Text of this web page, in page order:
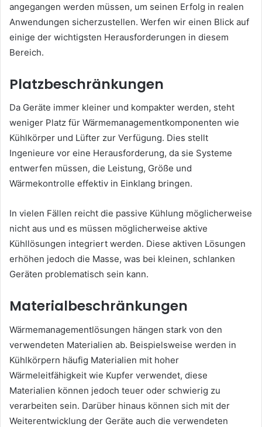
angegangen werden müssen, um seinen Erfolg in realen
Anwendungen sicherzustellen. Werfen wir einen Blick auf
einige der wichtigsten Herausforderungen in diesem
Bereich.
Platzbeschränkungen
Da Geräte immer kleiner und kompakter werden, steht
weniger Platz für Wärmemanagementkomponenten wie
Kühlkörper und Lüfter zur Verfügung. Dies stellt
Ingenieure vor eine Herausforderung, da sie Systeme
entwerfen müssen, die Leistung, Größe und
Wärmekontrolle effektiv in Einklang bringen.
In vielen Fällen reicht die passive Kühlung möglicherweise
nicht aus und es müssen möglicherweise aktive
Kühllösungen integriert werden. Diese aktiven Lösungen
erhöhen jedoch die Masse, was bei kleinen, schlanken
Geräten problematisch sein kann.
Materialbeschränkungen
Wärmemanagementlösungen hängen stark von den
verwendeten Materialien ab. Beispielsweise werden in
Kühlkörpern häufig Materialien mit hoher
Wärmeleitfähigkeit wie Kupfer verwendet, diese
Materialien können jedoch teuer oder schwierig zu
verarbeiten sein. Darüber hinaus können sich mit der
Weiterentwicklung der Geräte auch die verwendeten